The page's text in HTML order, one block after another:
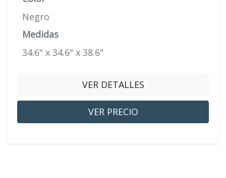
Negro
Medidas
34.6" x 34.6" x 38.6"
VER DETALLES
VER PRECIO